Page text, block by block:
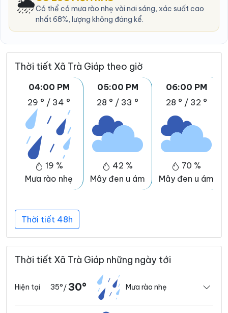
Có thể có mưa rào nhẹ vài nơi sáng, xác suất cao
nhất 68%, lượng không đáng kể.
Thời tiết Xã Trà Giáp theo giờ
04:00 PM
29 ° / 34 °
19 %
Mưa rào nhẹ
05:00 PM
28 ° / 33 °
42 %
Mây đen u ám
06:00 PM
28 ° / 32 °
70 %
Mây đen u ám
Thời tiết 48h
Thời tiết Xã Trà Giáp những ngày tới
Hiện tại 35°/ 30° Mưa rào nhẹ